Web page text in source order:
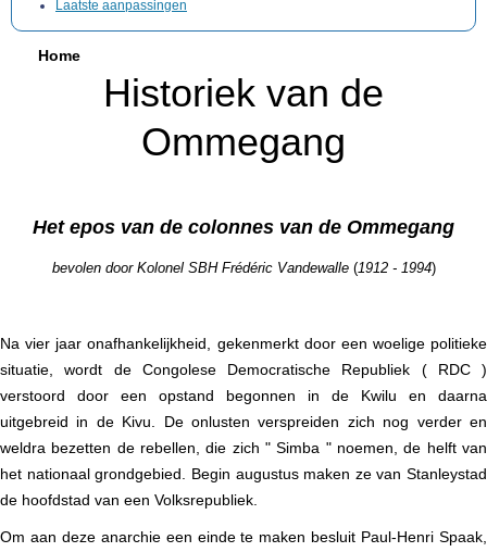
Laatste aanpassingen
Home
Historiek van de
Ommegang
Het epos van de colonnes van de Ommegang
bevolen door Kolonel SBH Frédéric Vandewalle(1912 - 1994)
Na vier jaar onafhankelijkheid, gekenmerkt door een woelige politieke
situatie, wordt de Congolese Democratische Republiek ( RDC )
verstoord door een opstand begonnen in de Kwilu en daarna
uitgebreid in de Kivu. De onlusten verspreiden zich nog verder en
weldra bezetten de rebellen, die zich " Simba " noemen, de helft van
het nationaal grondgebied. Begin augustus maken ze van Stanleystad
de hoofdstad van een Volksrepubliek.
Om aan deze anarchie een einde te maken besluit Paul-Henri Spaak,